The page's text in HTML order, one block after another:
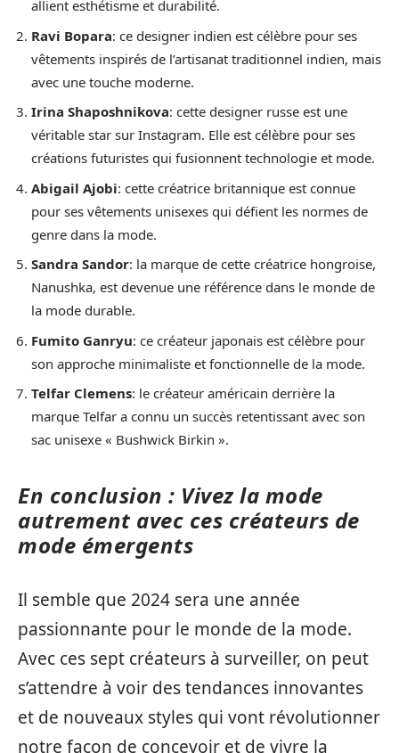
allient esthétisme et durabilité.
Ravi Bopara: ce designer indien est célèbre pour ses
vêtements inspirés de l’artisanat traditionnel indien, mais
avec une touche moderne.
Irina Shaposhnikova: cette designer russe est une
véritable star sur Instagram. Elle est célèbre pour ses
créations futuristes qui fusionnent technologie et mode.
Abigail Ajobi: cette créatrice britannique est connue
pour ses vêtements unisexes qui défient les normes de
genre dans la mode.
Sandra Sandor: la marque de cette créatrice hongroise,
Nanushka, est devenue une référence dans le monde de
la mode durable.
Fumito Ganryu: ce créateur japonais est célèbre pour
son approche minimaliste et fonctionnelle de la mode.
Telfar Clemens: le créateur américain derrière la
marque Telfar a connu un succès retentissant avec son
sac unisexe « Bushwick Birkin ».
En conclusion : Vivez la mode
autrement avec ces créateurs de
mode émergents
Il semble que 2024 sera une année
passionnante pour le monde de la mode.
Avec ces sept créateurs à surveiller, on peut
s’attendre à voir des tendances innovantes
et de nouveaux styles qui vont révolutionner
notre façon de concevoir et de vivre la